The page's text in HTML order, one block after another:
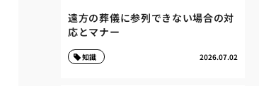
遠方の葬儀に参列できない場合の対
応とマナー
2026.07.02
知識